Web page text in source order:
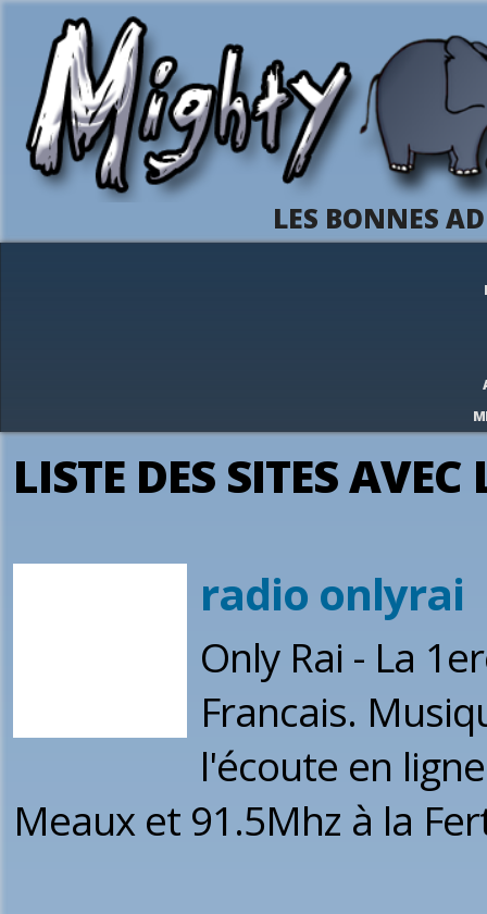
LES BONNES
LISTE DES SITES
radio onlyrai
Only Rai - La
Francais.
l'écoute en
Meaux et 91.5Mhz à la